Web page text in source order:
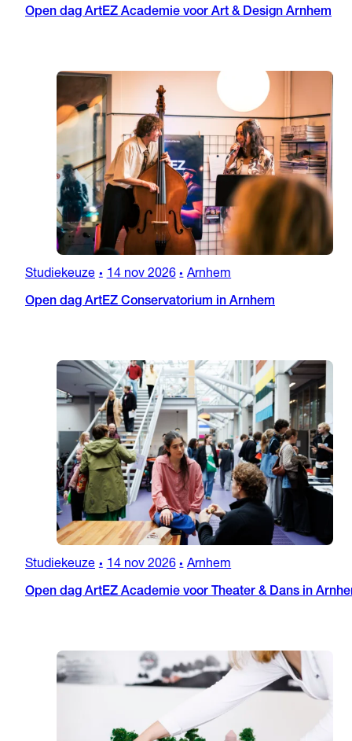
Open dag ArtEZ Academie voor Art & Design Arnhem
Studiekeuze • 14 nov 2026 • Arnhem
Open dag ArtEZ Conservatorium in Arnhem
Studiekeuze • 14 nov 2026 • Arnhem
Open dag ArtEZ Academie voor Theater & Dans in